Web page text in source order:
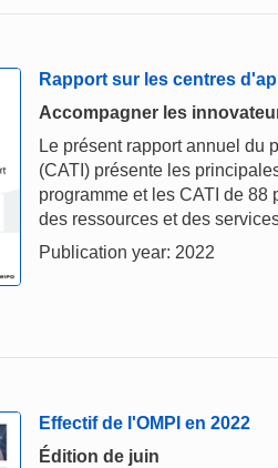
Rapport sur les centres
Accompagner les
Le présent rapport annuel du
(CATI) présente les
programme et les CATI de
des ressources et des
Publication year: 2022
Effectif de l'OMPI en 2022
Édition de juin